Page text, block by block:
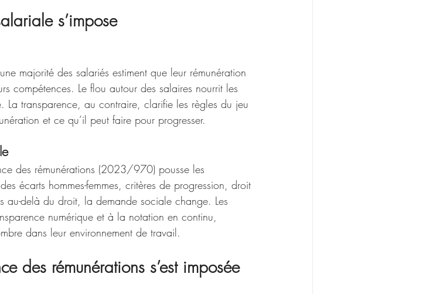
s’impose
majorité des salariés estiment que leur rémunération
compétences. Le flou autour des salaires nourrit les
La transparence, au contraire, clarifie les règles du jeu
et ce qu’il peut faire pour progresser.
des rémunérations (2023/970) pousse les
écarts hommes-femmes, critères de progression, droit
au-delà du droit, la demande sociale change. Les
numérique et à la notation en continu,
dans leur environnement de travail.
des rémunérations s’est imposée